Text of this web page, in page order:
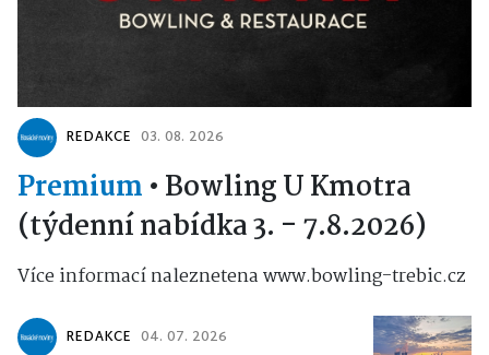
REDAKCE 03. 08. 2026
Premium • Bowling U Kmotra
(týdenní nabídka 3. - 7.8.2026)
Více informací naleznetena www.bowling-trebic.cz
REDAKCE 04. 07. 2026